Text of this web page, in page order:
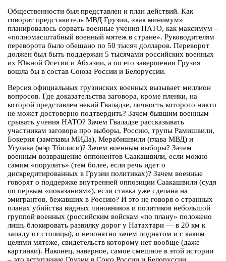
Общественности был представлен и план действий. Как
говорит представитель МВД Грузии, «как минимум»
планировалось сорвать военные учения НАТО, как максимум –
«полномасштабный военный мятеж в стране». Руководителям
переворота было обещано по 50 тысяч долларов. Переворот
должен был быть поддержан 5 тысячами российских военных
их Южной Осетии и Абхазии, а по его завершении Грузия
вошла бы в состав Союза России и Белоруссии.
Версия официальных грузинских военных вызывает миллион
вопросов. Где доказательства заговора, кроме пленки, на
которой представлен некий Гваладзе, личность которого никто
не может достоверно подтвердить? Зачем бывшим военным
срывать учения НАТО? Зачем Гваладзе рассказывать
участникам заговора про выборы, Россию, трупы Рамишвили,
Бокерия (замглавы МИДа), Мерабишвили (глава МВД) и
Угулава (мэр Тбилиси)? Зачем военным выборы? Зачем
военным возвращение оппонентов Саакашвили, если можно
самим «порулить» (тем более, если речь идет о
дискредитированных в Грузии политиках)? Зачем военные
говорят о поддержке внутренней оппозиции Саакашвили (судя
по первым «показаниям»), если ставка уже сделана на
эмигрантов, бежавших в Россию? И это не говоря о странных
планах убийства видных чиновников и политиков небольшой
группой военных (российским войскам «по плану» положено
лишь блокировать развилку дорог у Натахтари — в 20 км к
западу от столицы), о непонятно зачем поднятом и с каким
целями мятеже, свидетельств которому нет вообще (даже
картинки). Наконец, наверное, самое смешное в этой истории